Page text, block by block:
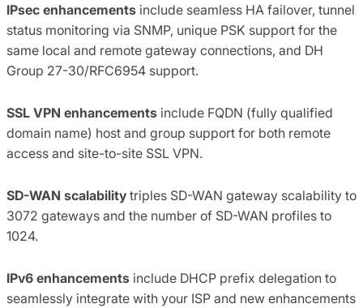
IPsec enhancements include seamless HA failover, tunnel
status monitoring via SNMP, unique PSK support for the
same local and remote gateway connections, and DH
Group 27-30/RFC6954 support.
SSL VPN enhancements include FQDN (fully qualified
domain name) host and group support for both remote
access and site-to-site SSL VPN.
SD-WAN scalability triples SD-WAN gateway scalability to
3072 gateways and the number of SD-WAN profiles to
1024.
IPv6 enhancements include DHCP prefix delegation to
seamlessly integrate with your ISP and new enhancements